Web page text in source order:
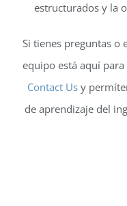
estructurados y la
Si tienes preguntas o
equipo está aquí
Contact Usy
de aprendizaje del